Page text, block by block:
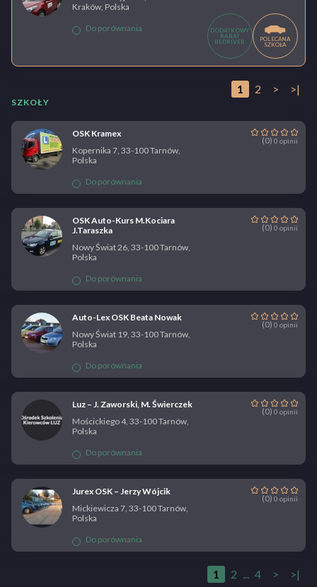
Kraków, Polska
Do porównania
DODATKOWY
RABAT
BEDRIVER
POLECANA
SZKOŁA
1 2 > >|
SZKOŁY
OSK Kramex
(0) 0 opinii
Kopernika 7, 33-100 Tarnów,
Polska
Do porównania
OSK Auto-Kurs M.Kociara
J.Taraszka
(0) 0 opinii
Nowy Świat 26, 33-100 Tarnów,
Polska
Do porównania
Auto-Lex OSK Beata Nowak
(0) 0 opinii
Nowy Świat 19, 33-100 Tarnów,
Polska
Do porównania
Luz – J. Zaworski, M. Świerczek
(0) 0 opinii
Mościckiego 4, 33-100 Tarnów,
Polska
Do porównania
Jurex OSK – Jerzy Wójcik
(0) 0 opinii
Mickiewicza 7, 33-100 Tarnów,
Polska
Do porównania
1 2 ... 4 > >|